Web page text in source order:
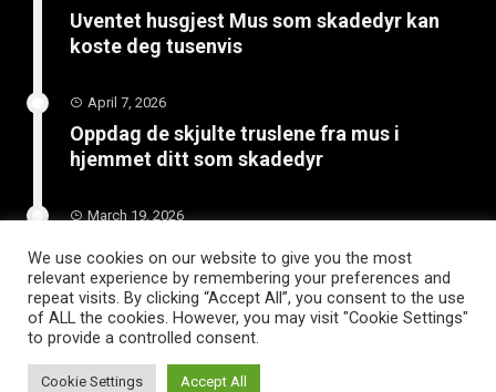
Uventet husgjest Mus som skadedyr kan
koste deg tusenvis
April 7, 2026
Oppdag de skjulte truslene fra mus i
hjemmet ditt som skadedyr
March 19, 2026
Slik vedlikeholder du tilhengeren for
langvarig bruk
We use cookies on our website to give you the most
relevant experience by remembering your preferences and
repeat visits. By clicking “Accept All”, you consent to the use
of ALL the cookies. However, you may visit "Cookie Settings"
to provide a controlled consent.
Cookie Settings Accept All